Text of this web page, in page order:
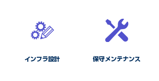
インフラ設計 ​保守メンテナンス